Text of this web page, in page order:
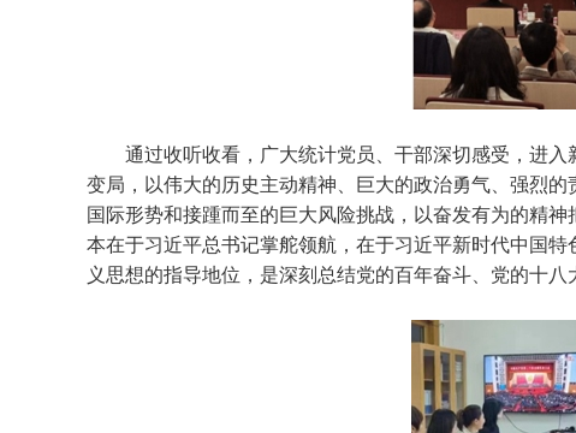
通过收听收看，广大统计党员、干部深切感受，进
变局，以伟大的历史主动精神、巨大的政治勇气、强烈
国际形势和接踵而至的巨大风险挑战，以奋发有为的精
本在于习近平总书记掌舵领航，在于习近平新时代中国
义思想的指导地位，是深刻总结党的百年奋斗、党的十